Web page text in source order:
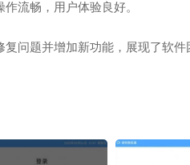
流畅，用户体验良好。
问题并增加新功能，展现了软件